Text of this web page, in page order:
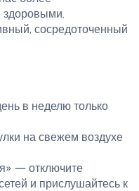
здоровыми.
сосредоточенный
в неделю только
на свежем воздухе
— отключите
и прислушайтесь к